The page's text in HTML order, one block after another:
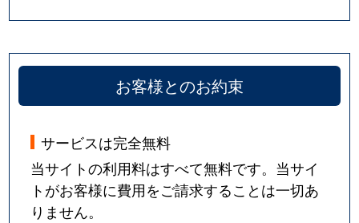
お客様とのお約束
サービスは完全無料
当サイトの利用料はすべて無料です。当サイ
トがお客様に費用をご請求することは一切あ
りません。